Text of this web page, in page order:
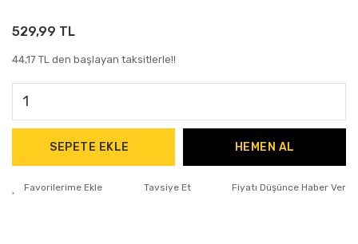
529,99 TL
44,17 TL den başlayan taksitlerle!!
SEPETE EKLE HEMEN AL
Tavsiye Et Fiyatı Düşünce Haber Ver